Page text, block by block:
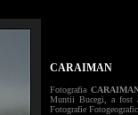
CARAIMAN
Fotografia
Muntii Bucegi, a fost
Fotografie